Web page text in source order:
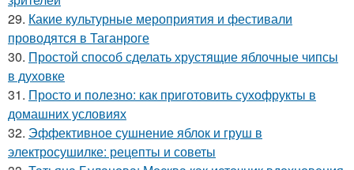
29. Какие культурные мероприятия и фестивали
проводятся в Таганроге
30. Простой способ сделать хрустящие яблочные чипсы
в духовке
31. Просто и полезно: как приготовить сухофрукты в
домашних условиях
32. Эффективное сушнение яблок и груш в
электросушилке: рецепты и советы